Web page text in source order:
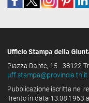
Ufficio Stampa della
Piazza Dante, 15 - 38122
uff.stampa@provincia.tn.it
Pubblicazione iscritta nel
Trento in data 13.08.1963